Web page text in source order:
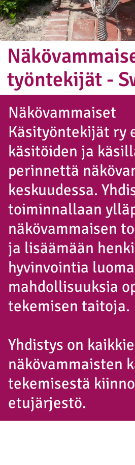
työn­te­kijät -
Näkövammaiset
Käsityöntekijät ry
käsitöiden ja
perinnettä
keskuudessa.
toiminnallaan
näkövammaisen
ja lisäämään
hyvinvointia
mahdollisuuksia
tekemisen taitoja.
Yhdistys on
näkövammaisten
tekemisestä
etujärjestö.